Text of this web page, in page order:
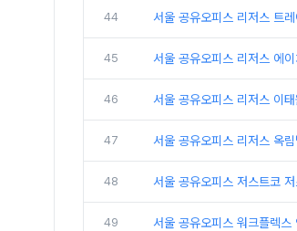
44 서울 공유오피스 리저스 트
45 서울 공유오피스 리저스 에
46 서울 공유오피스 리저스 이
47 서울 공유오피스 리저스 옥림
48 서울 공유오피스 저스트코
49 서울 공유오피스 워크플렉스